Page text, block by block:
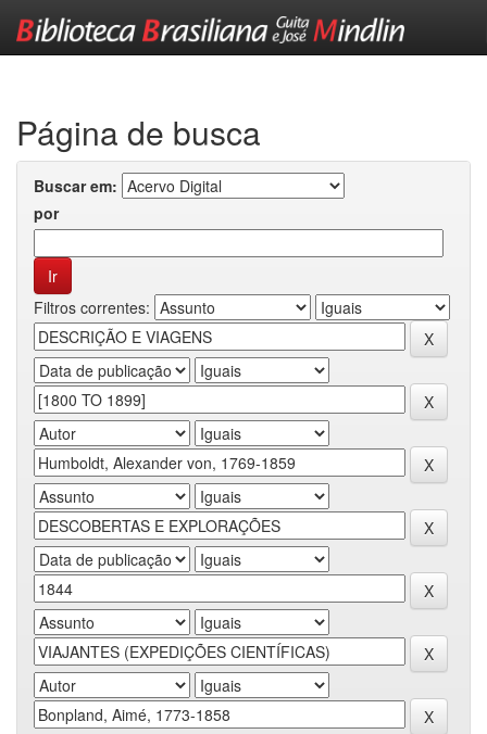
Página de busca
Buscar em:
por
Filtros correntes: